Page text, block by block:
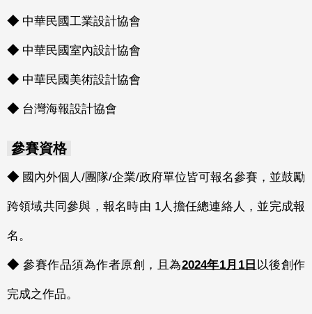
◆ 中華民國工業設計協會
◆ 中華民國室內設計協會
◆ 中華民國美術設計協會
◆ 台灣海報設計協會
參賽資格
◆ 國內外個人/團隊/企業/政府單位皆可報名參賽，並鼓勵
跨領域共同參與，報名時由 1人擔任總連絡人，並完成報
名。
◆ 參賽作品須為作者原創，且為2024年1月1日 以後創作
完成之作品。